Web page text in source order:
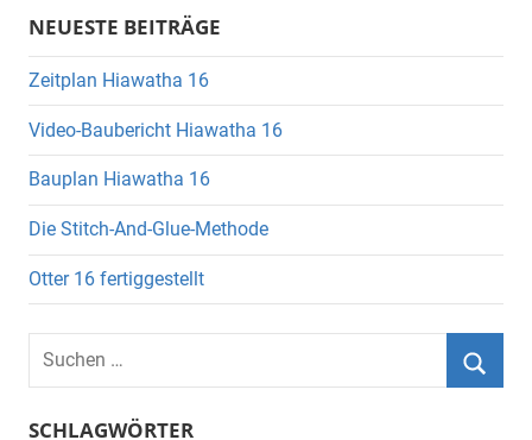
NEUESTE BEITRÄGE
Zeitplan Hiawatha 16
Video-Baubericht Hiawatha 16
Bauplan Hiawatha 16
Die Stitch-And-Glue-Methode
Otter 16 fertiggestellt
Suchen
nach:
SCHLAGWÖRTER